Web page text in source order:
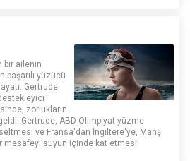
bir ailenin
başarılı yüzücü
Gertrude
zorlukların
Gertrude, ABD Olimpiyat yüzme
ve Fransa'dan İngiltere'ye, Manş
mesafeyi suyun içinde kat etmesi